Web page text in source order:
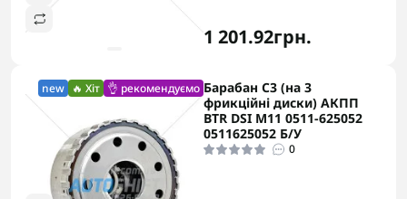
1 201.92грн.
new 🔥 Хіт 👌 рекомендуємо Барабан C3 (на 3
фрикційні диски) АКПП
BTR DSI M11 0511-625052
0511625052 Б/У
0